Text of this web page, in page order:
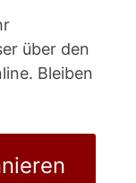
über den
Bleiben